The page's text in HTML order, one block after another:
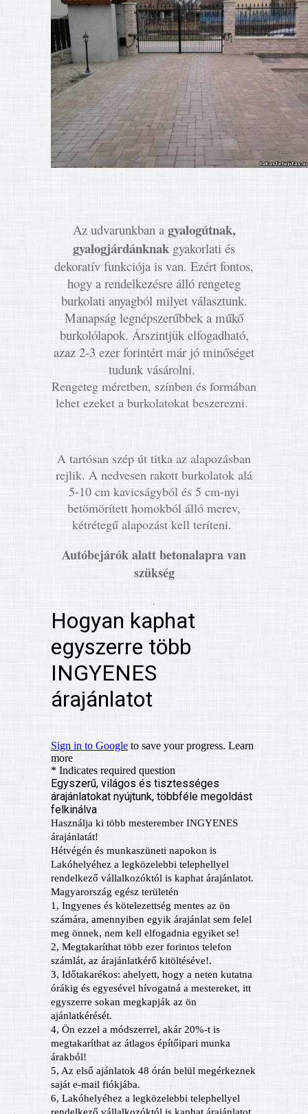
Az udvarunkban agyalogútnak,
gyalogjárdánknak gyakorlati és
dekoratív funkciója is van. Ezért fontos,
hogy a rendelkezésre álló rengeteg
burkolati anyagból milyet választunk.
Manapság legnépszerűbbek a műkő
burkolólapok. Árszintjük elfogadható,
azaz 2-3 ezer forintért már jó minőséget
tudunk vásárolni.
Rengeteg méretben, színben és formában
lehet ezeket a burkolatokat beszerezni.
A tartósan szép út titka az alapozásban
rejlik. A nedvesen rakott burkolatok alá
5-10 cm kavicságyból és 5 cm-nyi
betömörített homokból álló merev,
kétrétegű alapozást kell teríteni.
Autóbejárók alatt betonalapra van
szükség
.